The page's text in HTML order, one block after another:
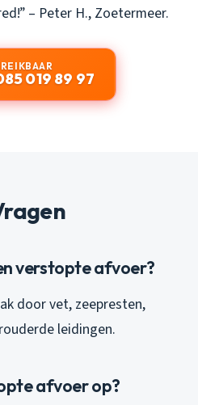
– Peter H., Zoetermeer.
019 89 97
verstopte afvoer?
door vet, zeepresten,
leidingen.
afvoer op?